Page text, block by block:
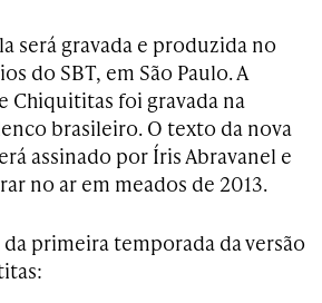
será gravada e produzida no
do SBT, em São Paulo. A
Chiquititas foi gravada na
brasileiro. O texto da nova
assinado por Íris Abravanel e
no ar em meados de 2013.
primeira temporada da versão